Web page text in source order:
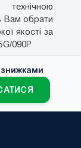
Вам обрати
якості за
090P
знижками